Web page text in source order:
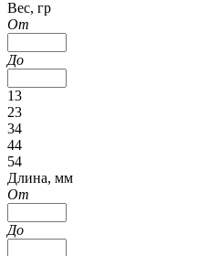
Вес, гр
От
До
13
23
34
44
54
Длина, мм
От
До